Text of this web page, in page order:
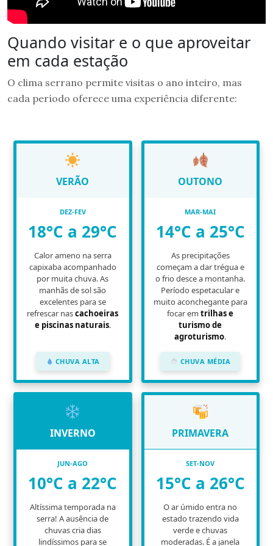
Quando visitar e o que aproveitar
em cada estação
O clima serrano permite visitas o ano inteiro, mas
cada período oferece uma experiência diferente:
VERÃO
DEZ-FEV
18°C a 29°C
Calor ameno na serra
capixaba acompanhado
por muita chuva. As
manhãs de sol são
excelentes para se
refrescar nascachoeiras
e piscinas naturais.
CHUVA ALTA
OUTONO
MAR-MAI
14°C a 25°C
As precipitações
começam a dar trégua e
o frio desce a montanha.
Período espetacular e
muito aconchegante para
focar emtrilhas e
turismo de
agroturismo.
CHUVA MÉDIA
INVERNO
JUN-AGO
10°C a 22°C
Altíssima temporada na
serra! A ausência de
chuvas cria dias
lindíssimos para se
PRIMAVERA
SET-NOV
15°C a 26°C
O ar úmido entra no
estado trazendo vida
verde e chuvas
moderadas. É a janela